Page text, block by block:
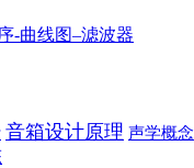
-曲线图–滤波器
音箱设计原理 声学概念